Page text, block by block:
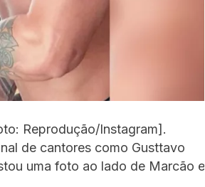
Reprodução/Instagram].
de cantores como Gusttavo
uma foto ao lado de Marcão e